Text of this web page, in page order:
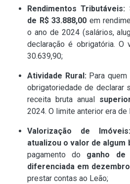
Rendimentos Tributáveis:
de R$ 33.888,00 em
o ano de 2024 (salários,
declaração é obrigatória. O
30.639,90;
Atividade Rural: Para
obrigatoriedade de declarar
receita bruta anual
2024. O limite anterior era de
Valorização de Imóveis:
atualizou o valor de algum
pagamento do ganho de
diferenciada em
prestar contas ao Leão;